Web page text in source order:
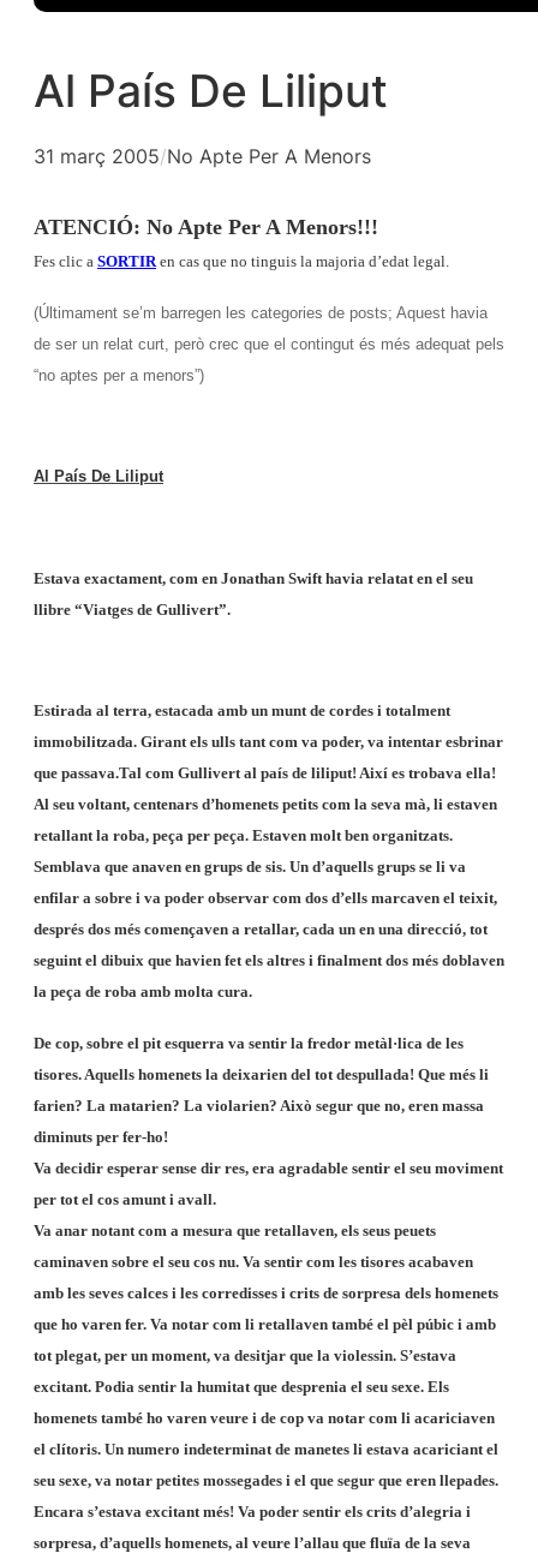
Al País De Liliput
31 març 2005/No Apte Per A Menors
ATENCIÓ: No Apte Per A Menors!!!
Fes clic a SORTIR en cas que no tinguis la majoria d’edat legal.
(Últimament se’m barregen les categories de posts; Aquest havia
de ser un relat curt, però crec que el contingut és més adequat pels
“no aptes per a menors”)
Al País De Liliput
Estava exactament, com en Jonathan Swift havia relatat en el seu
llibre “Viatges de Gullivert”.
Estirada al terra, estacada amb un munt de cordes i totalment
immobilitzada. Girant els ulls tant com va poder, va intentar esbrinar
que passava.Tal com Gullivert al país de liliput! Així es trobava ella!
Al seu voltant, centenars d’homenets petits com la seva mà, li estaven
retallant la roba, peça per peça. Estaven molt ben organitzats.
Semblava que anaven en grups de sis. Un d’aquells grups se li va
enfilar a sobre i va poder observar com dos d’ells marcaven el teixit,
després dos més començaven a retallar, cada un en una direcció, tot
seguint el dibuix que havien fet els altres i finalment dos més doblaven
la peça de roba amb molta cura.
De cop, sobre el pit esquerra va sentir la fredor metàl·lica de les
tisores. Aquells homenets la deixarien del tot despullada! Que més li
farien? La matarien? La violarien? Això segur que no, eren massa
diminuts per fer-ho!
Va decidir esperar sense dir res, era agradable sentir el seu moviment
per tot el cos amunt i avall.
Va anar notant com a mesura que retallaven, els seus peuets
caminaven sobre el seu cos nu. Va sentir com les tisores acabaven
amb les seves calces i les corredisses i crits de sorpresa dels homenets
que ho varen fer. Va notar com li retallaven també el pèl púbic i amb
tot plegat, per un moment, va desitjar que la violessin. S’estava
excitant. Podia sentir la humitat que desprenia el seu sexe. Els
homenets també ho varen veure i de cop va notar com li acariciaven
el clítoris. Un numero indeterminat de manetes li estava acariciant el
seu sexe, va notar petites mossegades i el que segur que eren llepades.
Encara s’estava excitant més! Va poder sentir els crits d’alegria i
sorpresa, d’aquells homenets, al veure l’allau que fluïa de la seva